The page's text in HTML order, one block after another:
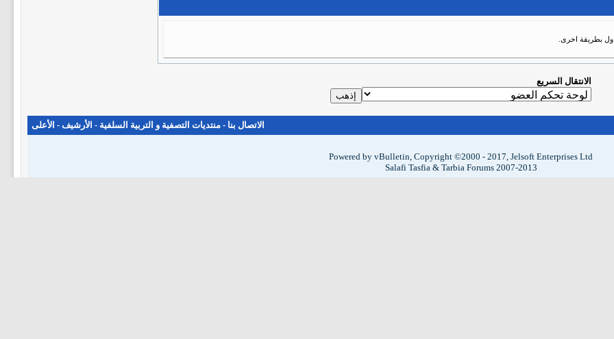
بطريقة اخرى.
الانتقال السريع
الاتصال بنا - منتديات التصفية و التربية السلفية - الأرشيف - الأعلى
Powered by vBulletin, Copyright ©2000 - 2017, Jelsoft Enterprises Ltd
Salafi Tasfia & Tarbia Forums 2007-2013